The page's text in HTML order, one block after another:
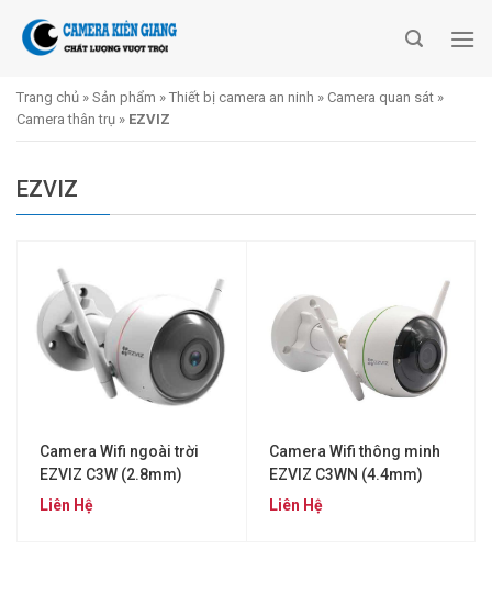
Trang chủ » Sản phẩm » Thiết bị camera an ninh » Camera quan sát »
Camera thân trụ » EZVIZ
EZVIZ
Camera Wifi ngoài trời
EZVIZ C3W (2.8mm)
1080P
Liên Hệ
Camera Wifi thông minh
EZVIZ C3WN (4.4mm)
1080P
Liên Hệ